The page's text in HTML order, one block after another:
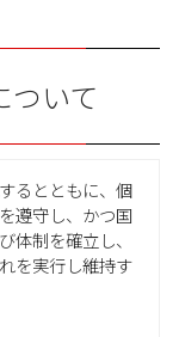
ついて
るとともに、個
遵守し、かつ国
体制を確立し、
を実行し維持す